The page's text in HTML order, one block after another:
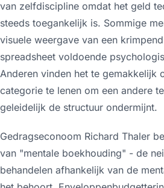
van zelfdiscipline omdat het geld
steeds toegankelijk is. Sommige
visuele weergave van een
spreadsheet voldoende
Anderen vinden het te gemakkelijk
categorie te lenen om een andere
geleidelijk de structuur ondermijnt.
Gedragseconoom Richard Thaler
van "mentale boekhouding" - de
behandelen afhankelijk van de